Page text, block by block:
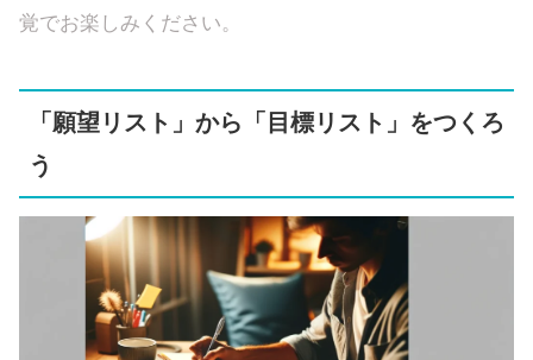
覚でお楽しみください。
「願望リスト」から「目標リスト」をつくろ
う